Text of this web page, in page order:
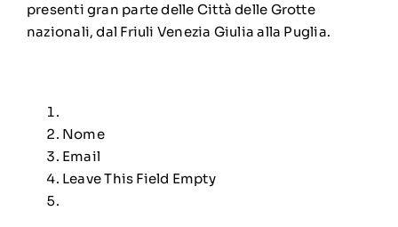
presenti gran parte delle Città delle Grotte
nazionali, dal Friuli Venezia Giulia alla Puglia.
Nome
Email
Leave This Field Empty